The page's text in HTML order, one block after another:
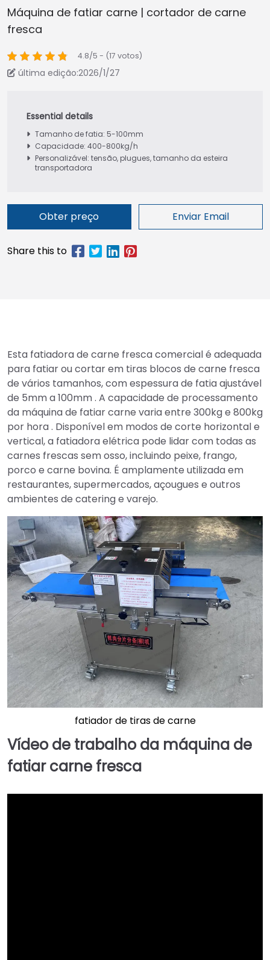
Máquina de fatiar carne | cortador de carne
fresca
4.8/5 - (17 votos)
última edição:2026/1/27
Tamanho de fatia: 5-100mm
Capacidade: 400-800kg/h
Personalizável: tensão, plugues, tamanho da esteira
transportadora
Obter preço Enviar Email
Esta fatiadora de carne fresca comercial é adequada
para fatiar ou cortar em tiras blocos de carne fresca
de vários tamanhos, com espessura de fatia ajustável
de 5mm a 100mm . A capacidade de processamento
da máquina de fatiar carne varia entre 300kg e 800kg
por hora . Disponível em modos de corte horizontal e
vertical, a fatiadora elétrica pode lidar com todas as
carnes frescas sem osso, incluindo peixe, frango,
porco e carne bovina. É amplamente utilizada em
restaurantes, supermercados, açougues e outros
ambientes de catering e varejo.
fatiador de tiras de carne
Vídeo de trabalho da máquina de
fatiar carne fresca